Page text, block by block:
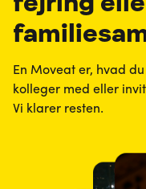
En Moveat er, hvad
kolleger med eller
Vi klarer resten.